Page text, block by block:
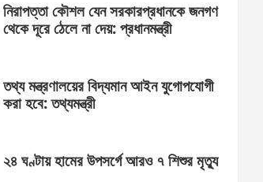
নিরাপত্তা কৌশল যেন সরকারপ্রধানকে জনগণ
থেকে দূরে ঠেলে না দেয়: প্রধানমন্ত্রী
তথ্য মন্ত্রণালয়ের বিদ্যমান আইন যুগোপযোগী
করা হবে: তথ্যমন্ত্রী
২৪ ঘণ্টায় হামের উপসর্গে আরও ৭ শিশুর মৃত্যু